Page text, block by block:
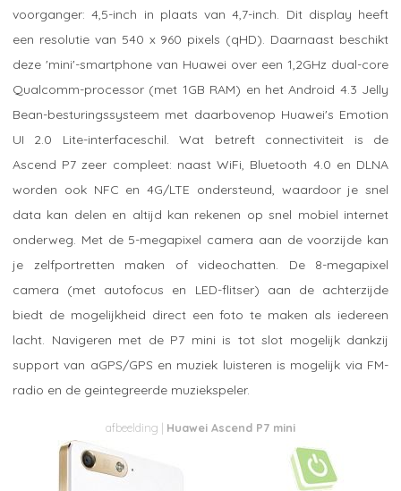
voorganger: 4,5-inch in plaats van 4,7-inch. Dit display heeft
een resolutie van 540 x 960 pixels (qHD). Daarnaast beschikt
deze 'mini'-smartphone van Huawei over een 1,2GHz dual-core
Qualcomm-processor (met 1GB RAM) en het Android 4.3 Jelly
Bean-besturingssysteem met daarbovenop Huawei's Emotion
UI 2.0 Lite-interfaceschil. Wat betreft connectiviteit is de
Ascend P7 zeer compleet: naast WiFi, Bluetooth 4.0 en DLNA
worden ook NFC en 4G/LTE ondersteund, waardoor je snel
data kan delen en altijd kan rekenen op snel mobiel internet
onderweg. Met de 5-megapixel camera aan de voorzijde kan
je zelfportretten maken of videochatten. De 8-megapixel
camera (met autofocus en LED-flitser) aan de achterzijde
biedt de mogelijkheid direct een foto te maken als iedereen
lacht. Navigeren met de P7 mini is tot slot mogelijk dankzij
support van aGPS/GPS en muziek luisteren is mogelijk via FM-
radio en de geintegreerde muziekspeler.
Huawei Ascend P7 mini